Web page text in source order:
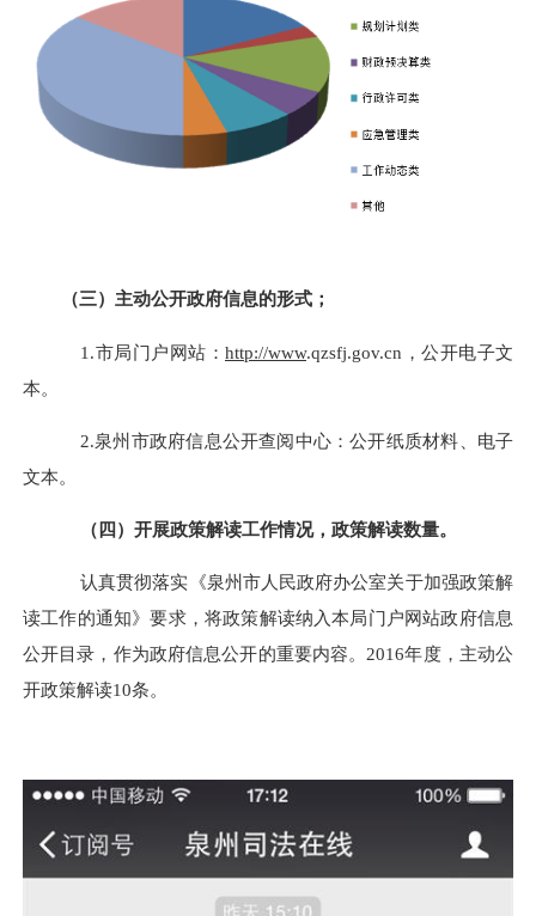
（三）主动公开政府信息的形式；
1.市局门户网站： http://www.qzsfj.gov.cn，公开电子文
本。
2.泉州市政府信息公开查阅中心：公开纸质材料、电子
文本。
（四）开展政策解读工作情况，政策解读数量。
认真贯彻落实《泉州市人民政府办公室关于加强政策解
读工作的通知》要求，将政策解读纳入本局门户网站政府信息
公开目录，作为政府信息公开的重要内容。2016年度，主动公
开政策解读10条。